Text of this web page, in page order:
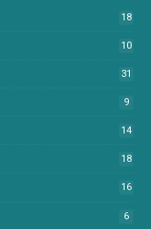
18
10
31
9
14
18
16
6